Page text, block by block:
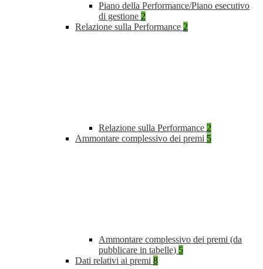
Piano della Performance/Piano esecutivo
di gestione 2
Relazione sulla Performance 2
Relazione sulla Performance 2
Ammontare complessivo dei premi 5
Ammontare complessivo dei premi (da
pubblicare in tabelle) 5
Dati relativi ai premi 8